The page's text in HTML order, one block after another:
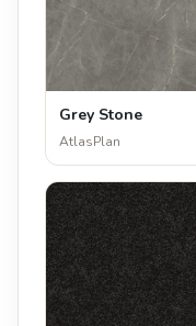
Grey Stone
AtlasPlan